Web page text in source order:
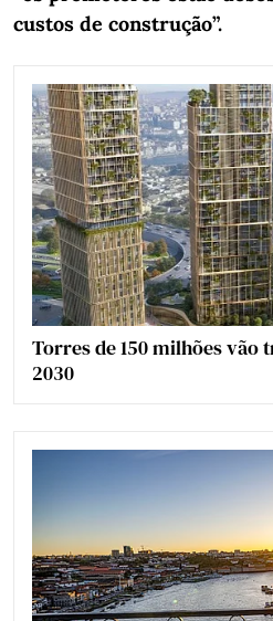
custos de construção”.
Torres de 150 milhões vão
2030